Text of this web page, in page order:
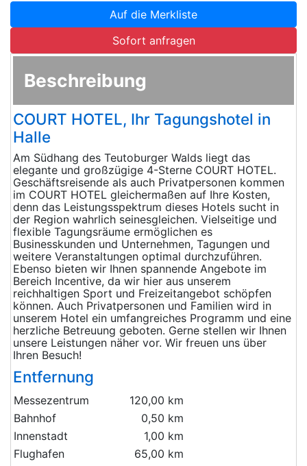
Auf die Merkliste
Sofort anfragen
Beschreibung
COURT HOTEL, Ihr Tagungshotel in
Halle
Am Südhang des Teutoburger Walds liegt das
elegante und großzügige 4-Sterne COURT HOTEL.
Geschäftsreisende als auch Privatpersonen kommen
im COURT HOTEL gleichermaßen auf Ihre Kosten,
denn das Leistungsspektrum dieses Hotels sucht in
der Region wahrlich seinesgleichen. Vielseitige und
flexible Tagungsräume ermöglichen es
Businesskunden und Unternehmen, Tagungen und
weitere Veranstaltungen optimal durchzuführen.
Ebenso bieten wir Ihnen spannende Angebote im
Bereich Incentive, da wir hier aus unserem
reichhaltigen Sport und Freizeitangebot schöpfen
können. Auch Privatpersonen und Familien wird in
unserem Hotel ein umfangreiches Programm und eine
herzliche Betreuung geboten. Gerne stellen wir Ihnen
unsere Leistungen näher vor. Wir freuen uns über
Ihren Besuch!
Entfernung
Messezentrum
120,00 km
Bahnhof
0,50 km
Innenstadt
1,00 km
Flughafen
65,00 km